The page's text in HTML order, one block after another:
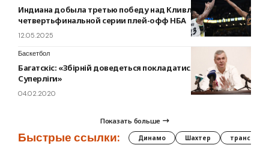
Индиана добыла третью победу над Кливлендом в
четвертьфинальной серии плей-офф НБА
12.05.2025
Баскетбол
Багатскіс: «Збірній доведеться покладатися на гравців з
Суперліги»
04.02.2020
Показать больше
Быстрые ссылки: Динамо Шахтер трансферы